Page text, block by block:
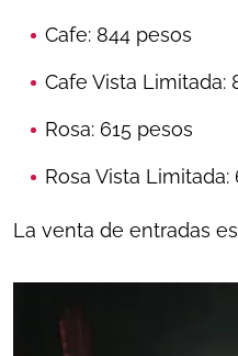
Cafe: 844 pesos
Cafe Vista Limitada:
Rosa: 615 pesos
Rosa Vista Limitada:
La venta de entradas